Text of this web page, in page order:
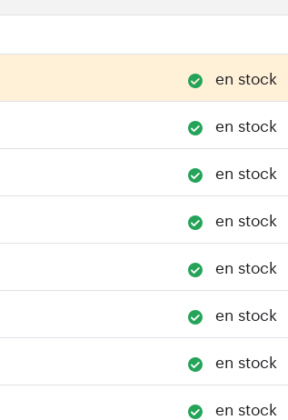
en stock
en stock
en stock
en stock
en stock
en stock
en stock
en stock